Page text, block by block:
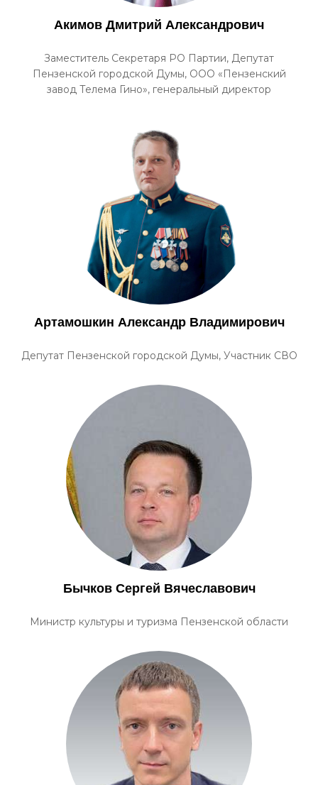
Акимов Дмитрий Александрович
Заместитель Секретаря РО Партии, Депутат
Пензенской городской Думы, ООО «Пензенский
завод Телема Гино», генеральный директор
Артамошкин Александр Владимирович
Депутат Пензенской городской Думы, Участник СВО
Бычков Сергей Вячеславович
Министр культуры и туризма Пензенской области